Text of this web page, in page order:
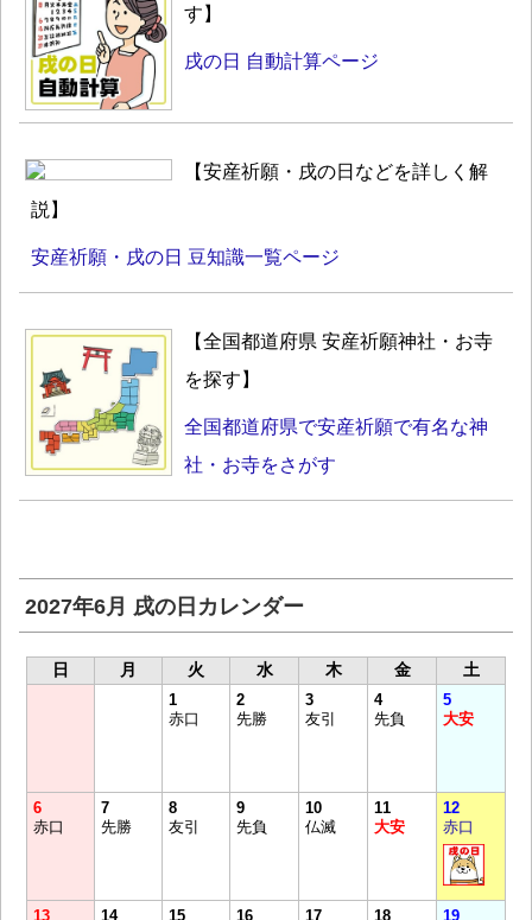
す】
戌の日 自動計算ページ
【安産祈願・戌の日などを詳しく解
説】
安産祈願・戌の日 豆知識一覧ページ
【全国都道府県 安産祈願神社・お寺
を探す】
全国都道府県で安産祈願で有名な神
社・お寺をさがす
2027年6月 戌の日カレンダー
日 月 火 水 木 金 土
1
赤口
2
先勝
3
友引
4
先負
5
大安
6
赤口
7
先勝
8
友引
9
先負
10
仏滅
11
大安
12
赤口
13 14 15 16 17 18 19